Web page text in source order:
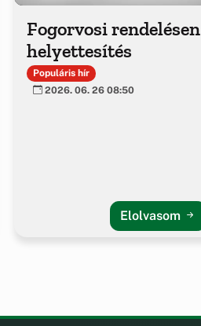
Fogorvosi rendelésen
helyettesítés
Populáris hír
2026. 06. 26 08:50
Elolvasom